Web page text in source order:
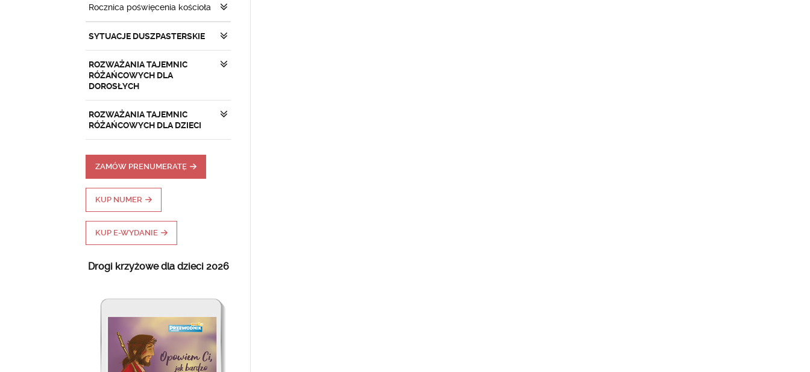
Rocznica poświęcenia kościoła
SYTUACJE DUSZPASTERSKIE
ROZWAŻANIA TAJEMNIC
RÓŻAŃCOWYCH DLA
DOROSŁYCH
ROZWAŻANIA TAJEMNIC
RÓŻAŃCOWYCH DLA DZIECI
ZAMÓW PRENUMERATĘ
KUP NUMER
KUP E-WYDANIE
Drogi krzyżowe dla dzieci 2026